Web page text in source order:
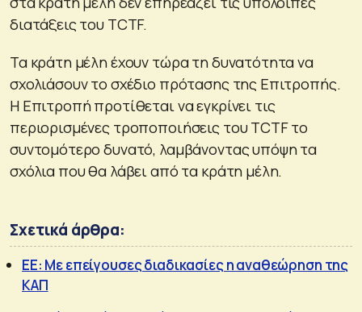
διατάξεις του TCTF.
Τα κράτη μέλη έχουν τώρα τη δυνατότητα να
σχολιάσουν το σχέδιο πρότασης της Επιτροπής.
Η Επιτροπή προτίθεται να εγκρίνει τις
περιορισμένες τροποποιήσεις του TCTF το
συντομότερο δυνατό, λαμβάνοντας υπόψη τα
σχόλια που θα λάβει από τα κράτη μέλη.
Σχετικά άρθρα:
ΕΕ: Με επείγουσες διαδικασίες η αναθεώρηση της
ΚΑΠ